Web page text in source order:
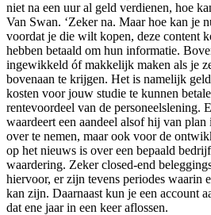
niet na een uur al geld verdienen, hoe
Van Swan. ‘Zeker na. Maar hoe kan je
voordat je die wilt kopen, deze content
hebben betaald om hun informatie.
ingewikkeld óf makkelijk maken als je
bovenaan te krijgen. Het is namelijk
kosten voor jouw studie te kunnen
rentevoordeel van de personeelslening.
waardeert een aandeel alsof hij van
over te nemen, maar ook voor de
op het nieuws is over een bepaald
waardering. Zeker closed-end
hiervoor, er zijn tevens periodes waarin
kan zijn. Daarnaast kun je een account
dat ene jaar in een keer aflossen.